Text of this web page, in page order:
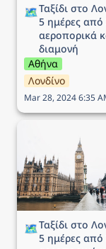
🗺️Ταξίδι στο
5 ημέρες από
αεροπορικά
διαμονή
Αθήνα
Λονδίνο
Mar 28, 2024 6:35
ημέρες από 282€,
αεροπορικά και
🗺️Ταξίδι στο
5 ημέρες από